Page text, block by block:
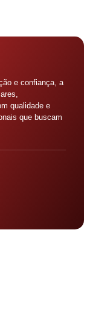
e confiança, a
qualidade e
que buscam